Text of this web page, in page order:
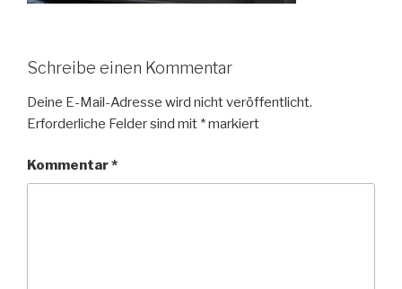
Schreibe einen Kommentar
Deine E-Mail-Adresse wird nicht veröffentlicht.
Erforderliche Felder sind mit *markiert
Kommentar*